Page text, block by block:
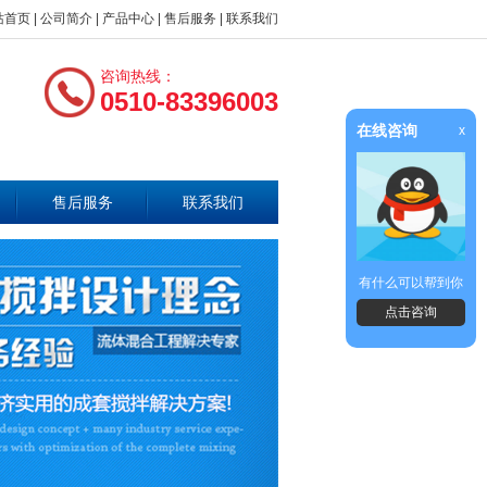
首页 公司简介 产品中心 售后服务 联系我们
咨询热线：
0510-83396003
售后服务 联系我们
在线咨询 x
有什么可以帮到你
点击咨询